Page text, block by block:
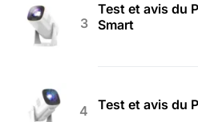
Test et avis du
Smart
Test et avis du